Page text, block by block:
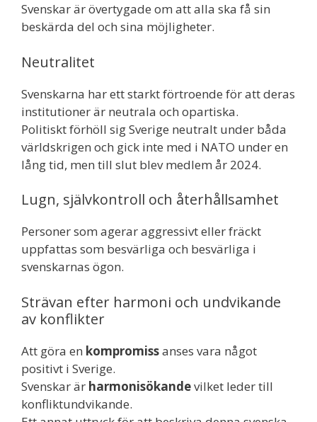
Svenskar är övertygade om att alla ska få sin
beskärda del och sina möjligheter.
Neutralitet
Svenskarna har ett starkt förtroende för att deras
institutioner är neutrala och opartiska.
Politiskt förhöll sig Sverige neutralt under båda
världskrigen och gick inte med i NATO under en
lång tid, men till slut blev medlem år 2024.
Lugn, självkontroll och återhållsamhet
Personer som agerar aggressivt eller fräckt
uppfattas som besvärliga och besvärliga i
svenskarnas ögon.
Strävan efter harmoni och undvikande
av konflikter
Att göra en kompromissanses vara något
positivt i Sverige.
Svenskar är harmonisökandevilket leder till
konfliktundvikande.